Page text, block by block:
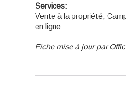
Services:
Vente à la propriété,
en ligne
Fiche mise à jour par